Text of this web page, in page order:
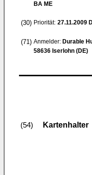
BA ME
(30) Priorität: 27.11.2009
(71) Anmelder: Durable
58636 Iserlohn (DE)
(54) Kartenhalter